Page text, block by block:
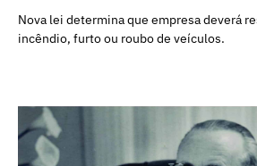
Nova lei determina que empresa deverá
incêndio, furto ou roubo de veículos.